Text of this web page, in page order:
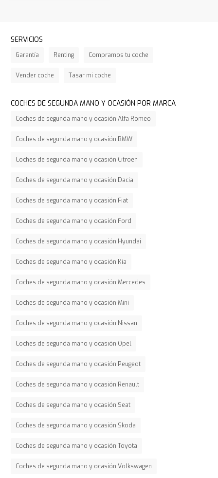
SERVICIOS
Garantía Renting Compramos tu coche
Vender coche Tasar mi coche
COCHES DE SEGUNDA MANO Y OCASIÓN POR MARCA
Coches de segunda mano y ocasión Alfa Romeo
Coches de segunda mano y ocasión BMW
Coches de segunda mano y ocasión Citroen
Coches de segunda mano y ocasión Dacia
Coches de segunda mano y ocasión Fiat
Coches de segunda mano y ocasión Ford
Coches de segunda mano y ocasión Hyundai
Coches de segunda mano y ocasión Kia
Coches de segunda mano y ocasión Mercedes
Coches de segunda mano y ocasión Mini
Coches de segunda mano y ocasión Nissan
Coches de segunda mano y ocasión Opel
Coches de segunda mano y ocasión Peugeot
Coches de segunda mano y ocasión Renault
Coches de segunda mano y ocasión Seat
Coches de segunda mano y ocasión Skoda
Coches de segunda mano y ocasión Toyota
Coches de segunda mano y ocasión Volkswagen